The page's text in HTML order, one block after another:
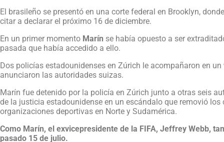
El brasileño se presentó en una corte federal en Brooklyn,
citar a declarar el próximo 16 de diciembre.
En un primer momento Marín se había opuesto a ser
pasada que había accedido a ello.
Dos policías estadounidenses en Zúrich le acompañaron en
anunciaron las autoridades suizas.
Marín fue detenido por la policía en Zúrich junto a otras seis
de la justicia estadounidense en un escándalo que removió
organizaciones deportivas en Norte y Sudamérica.
Como Marín, el exvicepresidente de la FIFA, Jeffrey Webb,
pasado 15 de julio.